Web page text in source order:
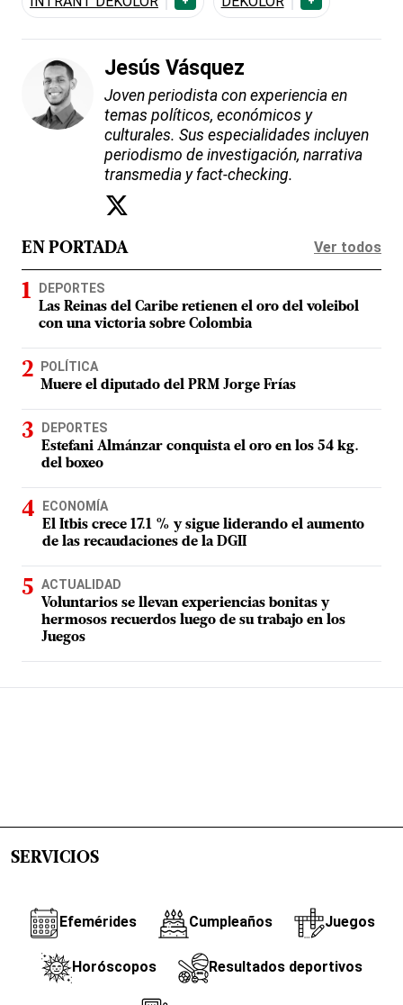
Jesús Vásquez
Joven periodista con experiencia en
temas políticos, económicos y
culturales. Sus especialidades incluyen
periodismo de investigación, narrativa
transmedia y fact-checking.
EN PORTADA Ver todos
DEPORTES
Las Reinas del Caribe retienen el oro del voleibol
con una victoria sobre Colombia
POLÍTICA
Muere el diputado del PRM Jorge Frías
DEPORTES
Estefani Almánzar conquista el oro en los 54 kg.
del boxeo
ECONOMÍA
El Itbis crece 17.1 % y sigue liderando el aumento
de las recaudaciones de la DGII
ACTUALIDAD
Voluntarios se llevan experiencias bonitas y
hermosos recuerdos luego de su trabajo en los
Juegos
SERVICIOS
Efemérides Cumpleaños Juegos
Horóscopos Resultados deportivos